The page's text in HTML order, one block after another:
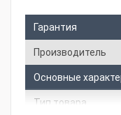
Гарантия
Производитель
Основные
Тип товара